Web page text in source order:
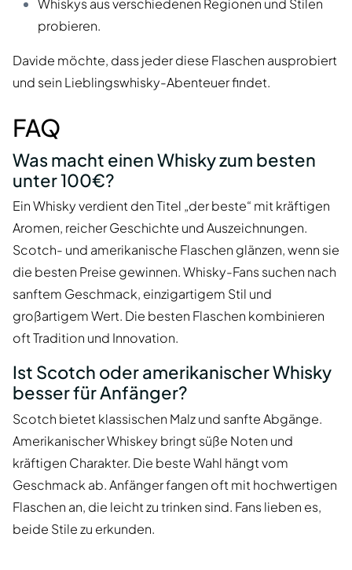
Whiskys aus verschiedenen Regionen und Stilen
probieren.
Davide möchte, dass jeder diese Flaschen ausprobiert
und sein Lieblingswhisky-Abenteuer findet.
FAQ
Was macht einen Whisky zum besten
unter 100€?
Ein Whisky verdient den Titel „der beste“ mit kräftigen
Aromen, reicher Geschichte und Auszeichnungen.
Scotch- und amerikanische Flaschen glänzen, wenn sie
die besten Preise gewinnen. Whisky-Fans suchen nach
sanftem Geschmack, einzigartigem Stil und
großartigem Wert. Die besten Flaschen kombinieren
oft Tradition und Innovation.
Ist Scotch oder amerikanischer Whisky
besser für Anfänger?
Scotch bietet klassischen Malz und sanfte Abgänge.
Amerikanischer Whiskey bringt süße Noten und
kräftigen Charakter. Die beste Wahl hängt vom
Geschmack ab. Anfänger fangen oft mit hochwertigen
Flaschen an, die leicht zu trinken sind. Fans lieben es,
beide Stile zu erkunden.